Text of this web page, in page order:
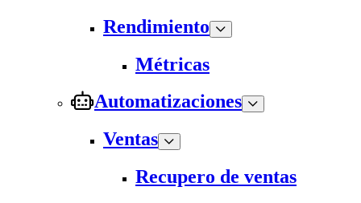
Rendimiento
Métricas
Automatizaciones
Ventas
Recupero de ventas